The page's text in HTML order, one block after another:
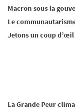
Macron sous la
Le
Jetons un coup
La Grande Peur